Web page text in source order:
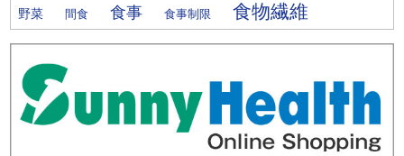
野菜 間食 食事 食事制限 食物繊維